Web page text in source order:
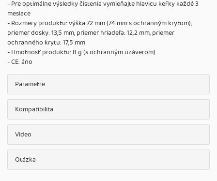
- Pre optimálne výsledky čistenia vymieňajte hlavicu kefky každé 3
mesiace
- Rozmery produktu: výška 72 mm (74 mm s ochranným krytom),
priemer dosky: 13,5 mm, priemer hriadeľa: 12,2 mm, priemer
ochranného krytu: 17,5 mm
- Hmotnosť produktu: 8 g (s ochranným uzáverom)
- CE: áno
Parametre
Kompatibilita
Video
Otázka